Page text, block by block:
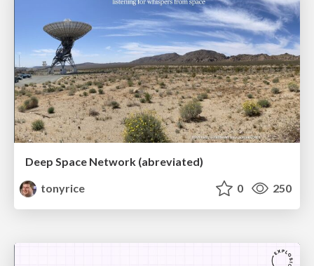
Deep Space Network (abreviated)
tonyrice
0 250